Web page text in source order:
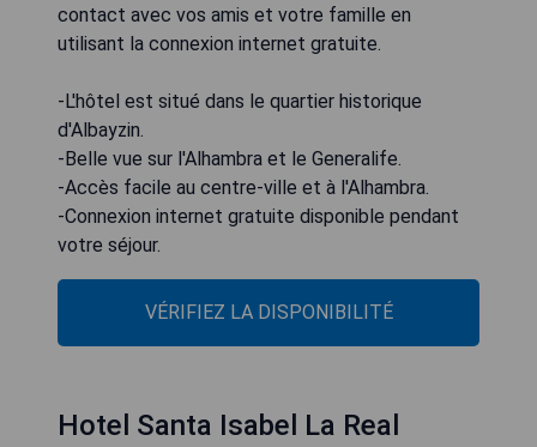
contact avec vos amis et votre famille en
utilisant la connexion internet gratuite.
-L'hôtel est situé dans le quartier historique
d'Albayzin.
-Belle vue sur l'Alhambra et le Generalife.
-Accès facile au centre-ville et à l'Alhambra.
-Connexion internet gratuite disponible pendant
votre séjour.
VÉRIFIEZ LA DISPONIBILITÉ
Hotel Santa Isabel La Real